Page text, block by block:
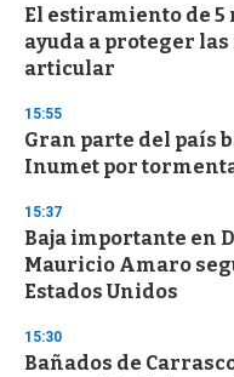
El estiramiento de
ayuda a proteger
articular
15:55
Gran parte del país
Inumet por
15:37
Baja importante en
Mauricio Amaro
Estados Unidos
15:30
Bañados de